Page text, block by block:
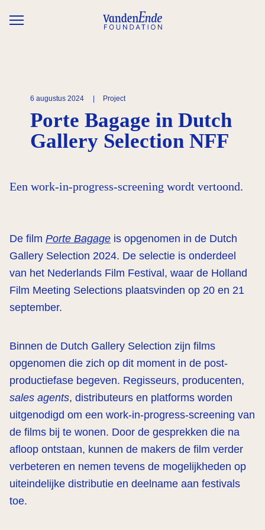
Overslaan en naar de inhoud gaan
6 augustus 2024 Project
Porte Bagage in Dutch
Gallery Selection NFF
Een work-in-progress-screening wordt vertoond.
De film Porte Bagage is opgenomen in de Dutch
Gallery Selection 2024. De selectie is onderdeel
van het Nederlands Film Festival, waar de Holland
Film Meeting Selections plaatsvinden op 20 en 21
september.
Binnen de Dutch Gallery Selection zijn films
opgenomen die zich op dit moment in de post-
productiefase begeven. Regisseurs, producenten,
sales agents, distributeurs en platforms worden
uitgenodigd om een work-in-progress-screening van
de films bij te wonen. Door de gesprekken die na
afloop ontstaan, kunnen de makers de film verder
verbeteren en nemen tevens de mogelijkheden op
uiteindelijke distributie en deelname aan festivals
toe.